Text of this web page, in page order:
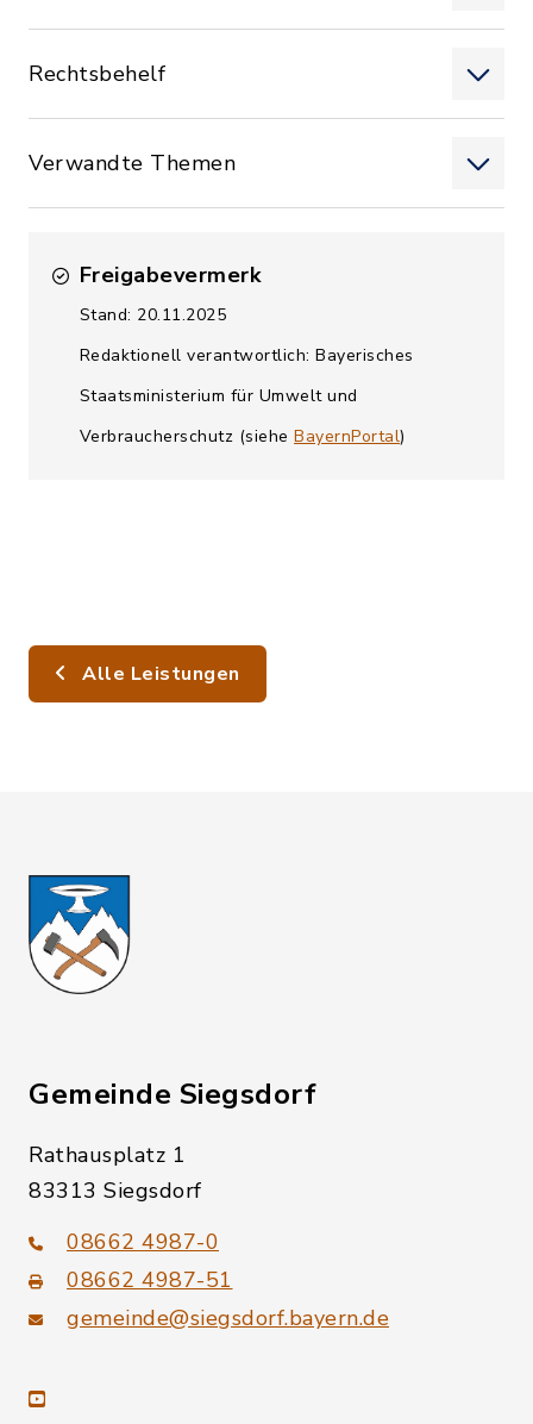
Rechtsbehelf
Verwandte Themen
Freigabevermerk
Stand: 20.11.2025
Redaktionell verantwortlich: Bayerisches
Staatsministerium für Umwelt und
Verbraucherschutz (siehe BayernPortal)
Alle Leistungen
Gemeinde Siegsdorf
Rathausplatz 1
83313 Siegsdorf
08662 4987-0
08662 4987-51
gemeinde@siegsdorf.bayern.de
youtube